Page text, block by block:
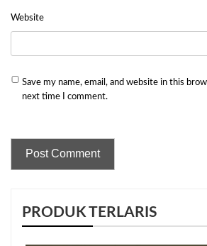
Website
Save my name, email, and website in this
next time I comment.
PRODUK TERLARIS